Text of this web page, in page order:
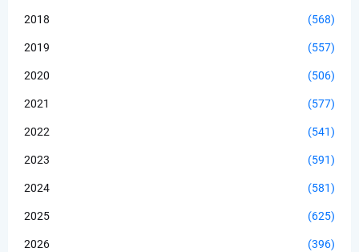
2018 (568)
2019 (557)
2020 (506)
2021 (577)
2022 (541)
2023 (591)
2024 (581)
2025 (625)
2026 (396)